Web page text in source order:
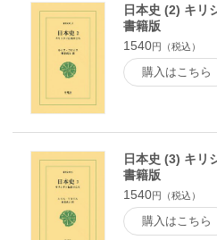
日本史 (2) キリ
書籍版
1540円（税込）
購入はこちら
日本史 (3) キリ
書籍版
1540円（税込）
購入はこちら